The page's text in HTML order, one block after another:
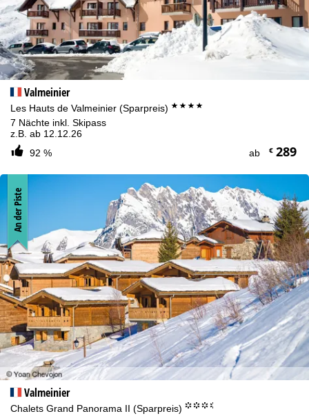
Valmeinier
Les Hauts de Valmeinier (Sparpreis) ****
7 Nächte inkl. Skipass
z.B. ab 12.12.26
92 %
ab €289
Valmeinier
Chalets Grand Panorama II (Sparpreis) °°°.
An der Piste